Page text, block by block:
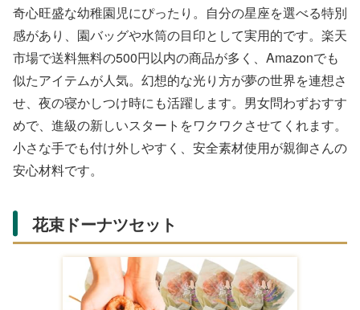
奇心旺盛な幼稚園児にぴったり。自分の星座を選べる特別
感があり、園バッグや水筒の目印として実用的です。楽天
市場で送料無料の500円以内の商品が多く、Amazonでも
似たアイテムが人気。幻想的な光り方が夢の世界を連想さ
せ、夜の寝かしつけ時にも活躍します。男女問わずおすす
めで、進級の新しいスタートをワクワクさせてくれます。
小さな手でも付け外しやすく、安全素材使用が親御さんの
安心材料です。
花束ドーナツセット